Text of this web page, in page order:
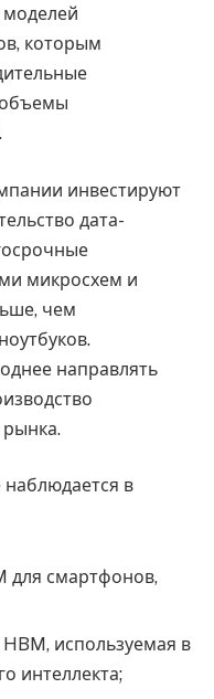
которым
инвестируют
дата-
микросхем и
чем
направлять
в
для смартфонов,
используемая в
интеллекта;